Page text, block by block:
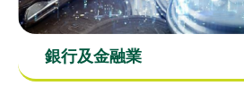
銀行及金融業